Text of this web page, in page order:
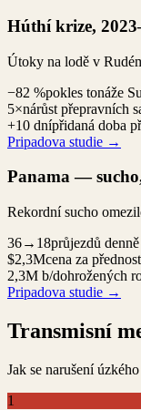
Húthí krize,
Útoky na lodě v
−82 %pokles tonáže
5×nárůst přepravních
+10 dnípřidaná doba
Pripadova studie →
Panama —
Rekordní sucho
36→18průjezdů denně
$2,3Mcena za
2,3M b/dohrožených
Pripadova studie →
Transmisní
Jak se narušení
1